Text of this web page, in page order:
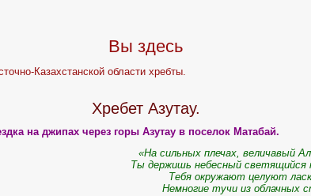
Вы здесь
Казахстанской области хребты.
Хребет Азутау.
на джипах через горы Азутау в поселок Матабай.
«На сильных плечах, величавый
Ты держишь небесный светящийся
Тебя окружают целуют
Немногие тучи из облачных